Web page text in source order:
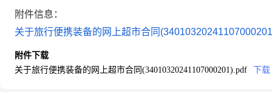
附件信息：
关于旅行便携装备的网上超市合同
附件下载
关于旅行便携装备的网上超市合同(34010320241107000201).pdf
下载